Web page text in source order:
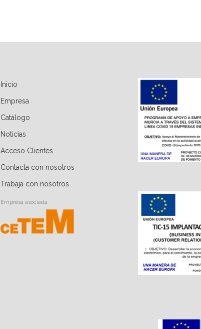
Inicio
Empresa
Catálogo
Noticias
Acceso Clientes
Contacta con nosotros
Trabaja con nosotros
Empresa asociada